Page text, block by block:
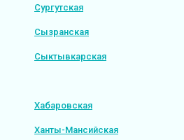
Сургутская
Сызранская
Сыктывкарская
Хабаровская
Ханты-Мансийская